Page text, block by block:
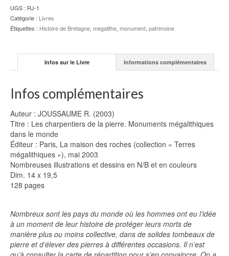
UGS : RJ-1
Catégorie : Livres
Étiquettes : Histoire de Bretagne, megalithe, monument, patrimoine
Infos sur le Livre Informations complémentaires
Infos complémentaires
Auteur : JOUSSAUME R. (2003)
Titre : Les charpentiers de la pierre. Monuments mégalithiques
dans le monde
Éditeur : Paris, La maison des roches (collection « Terres
mégalithiques »), mai 2003
Nombreuses illustrations et dessins en N/B et en couleurs
Dim. 14 x 19,5
128 pages
Nombreux sont les pays du monde où les hommes ont eu l’idée
à un moment de leur histoire de protéger leurs morts de
manière plus ou moins collective, dans de solides tombeaux de
pierre et d’élever des pierres à différentes occasions. Il n’est